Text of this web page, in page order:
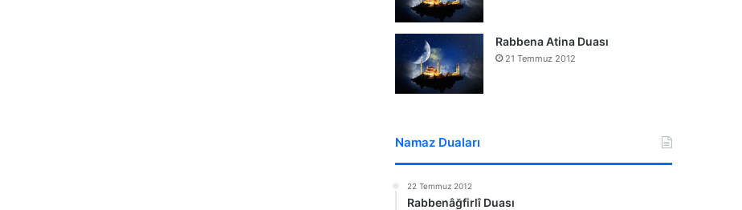
Rabbena Atina Duası
21 Temmuz 2012
Namaz Duaları
22 Temmuz 2012
Rabbenâğfirlî Duası